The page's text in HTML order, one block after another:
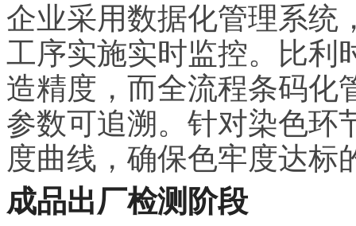
企业采用数据化管理系统
工序实施实时监控。比利
造精度，而全流程条码化
参数可追溯。针对染色环
度曲线，确保色牢度达标
成品出厂检测阶段